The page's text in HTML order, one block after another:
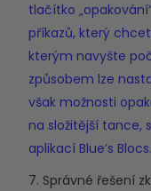
tlačítko
příkazů, který
kterým navyšte
způsobem lze
však možnosti
na složitější tance,
aplikací Blue’s Blocs.
7. Správné řešení